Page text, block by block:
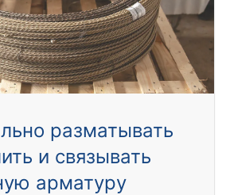
разматывать
и связывать
арматуру